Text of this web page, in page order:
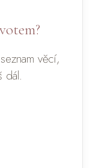
věcí,
dál.